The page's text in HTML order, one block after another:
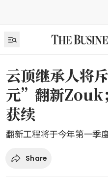
云顶继承人将
元”翻新Zouk
获续
翻新工程将于今年第一季
Share